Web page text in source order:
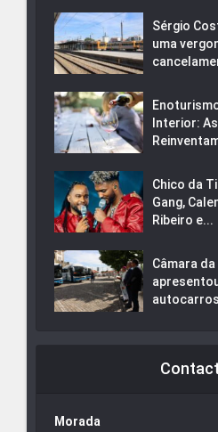
Sérgio
uma
Interior:
Chico da
Gang,
Ribeiro e...
Câmara
Morada